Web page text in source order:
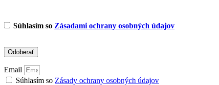
Súhlasím so Zásadami ochrany osobných údajov
Email
Súhlasím so Zásady ochrany osobných údajov